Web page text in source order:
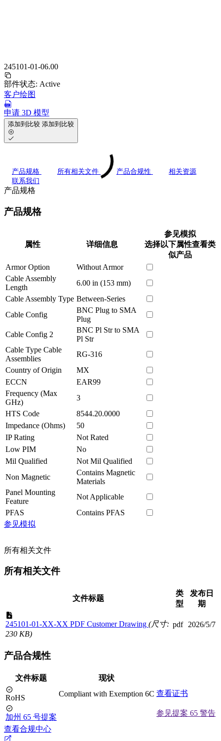
245101-01-06.00
部件状态: Active
客户绘图
申请 3D 模型
添加到比较 添加到比较
产品规格 所有相关文件 产品合规性
相关资源
联系我们
产品规格
产品规格
属性 详细信息
参见模拟
选择以下属性查看类
似产品
Armor Option
Without Armor
Cable Assembly
Length
6.00 in (153 mm)
Cable Assembly Type Between-Series
Cable Config
BNC Plug to SMA
Plug
Cable Config 2
BNC Pl Str to SMA
Pl Str
Cable Type Cable
Assemblies
RG-316
Country of Origin
MX
ECCN
EAR99
Frequency (Max
GHz)
3
HTS Code
8544.20.0000
Impedance (Ohms)
50
IP Rating
Not Rated
Low PIM
No
Mil Qualified
Not Mil Qualified
Non Magnetic
Contains Magnetic
Materials
Panel Mounting
Feature
Not Applicable
PFAS
Contains PFAS
参见模拟
所有相关文件
所有相关文件
文件标题
类
型
发布日
期
245101-01-XX-XX PDF Customer Drawing (尺寸:
230 KB)
pdf 2026/5/7
产品合规性
文件标题 现状
RoHS Compliant with Exemption 6C 查看证书
加州 65 号提案
参见提案 65 警告
查看合规中心